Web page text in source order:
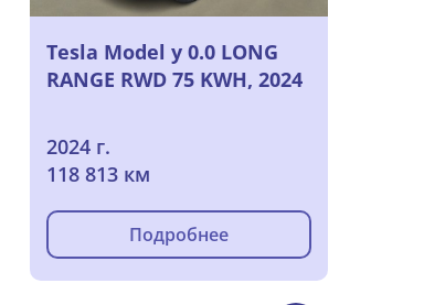
Tesla Model y 0.0 LONG
RANGE RWD 75 KWH, 2024
2024 г.
118 813 км
Подробнее